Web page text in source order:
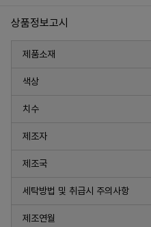
상품정보고시
제품소재
색상
치수
제조자
제조국
세탁방법 및 취급시 주의사항
제조연월